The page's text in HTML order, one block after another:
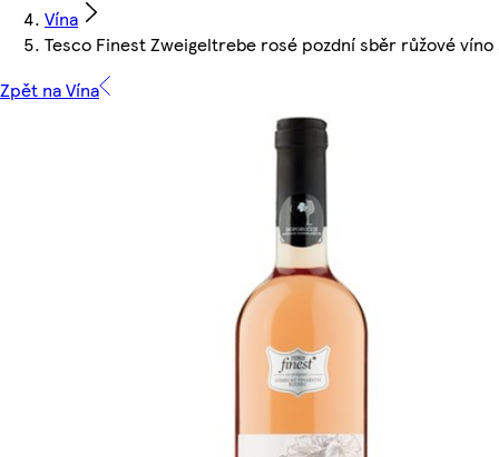
Vína
Tesco Finest Zweigeltrebe rosé pozdní sběr růžové
Zpět na Vína